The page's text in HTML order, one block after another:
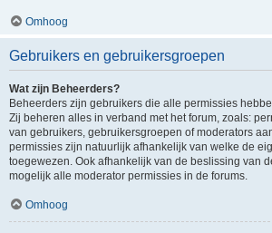
Omhoog
Gebruikers en gebruikersgroepen
Wat zijn Beheerders?
Beheerders zijn gebruikers die alle permissies
Zij beheren alles in verband met het forum, zoals:
van gebruikers, gebruikersgroepen of moderators
permissies zijn natuurlijk afhankelijk van welke de
toegewezen. Ook afhankelijk van de beslissing van
mogelijk alle moderator permissies in de forums.
Omhoog